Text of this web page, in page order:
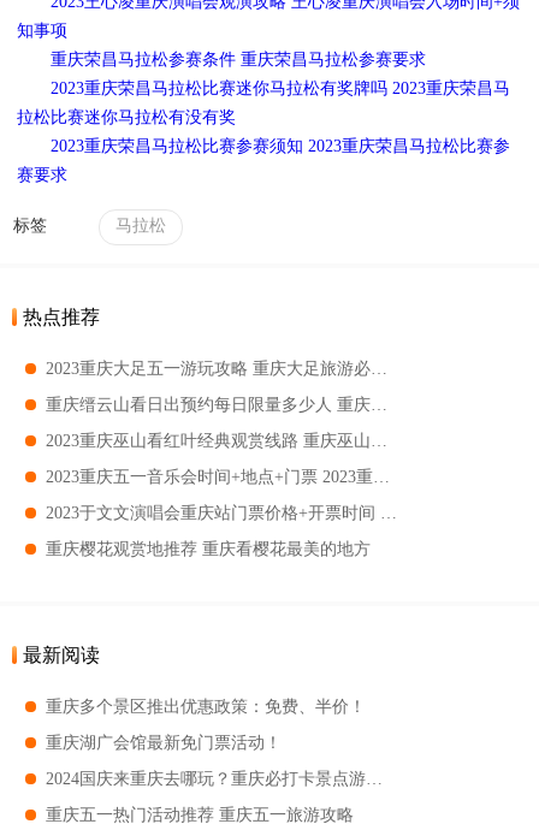
知事项
重庆荣昌马拉松参赛条件 重庆荣昌马拉松参赛要求
2023重庆荣昌马拉松比赛迷你马拉松有奖牌吗 2023重庆荣昌马
拉松比赛迷你马拉松有没有奖
2023重庆荣昌马拉松比赛参赛须知 2023重庆荣昌马拉松比赛参
赛要求
标签 马拉松
热点推荐
重庆樱花观赏地推荐 重庆看樱花最美的地方
最新阅读
重庆多个景区推出优惠政策：免费、半价！
重庆湖广会馆最新免门票活动！
重庆五一热门活动推荐 重庆五一旅游攻略